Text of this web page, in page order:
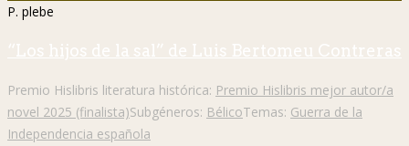
P. plebe
“Los hijos de la sal” de Luis Bertomeu Contreras
Premio Hislibris literatura histórica: Premio Hislibris mejor autor/a
novel 2025 (finalista)Subgéneros: BélicoTemas: Guerra de la
Independencia española